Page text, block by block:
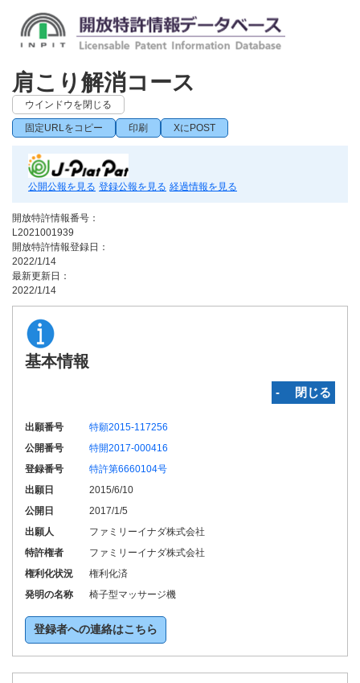
肩こり解消コース
ウインドウを閉じる
固定URLをコピー 印刷 XにPOST
公開公報を見る 登録公報を見る 経過情報を見る
開放特許情報番号：
L2021001939
開放特許情報登録日：
2022/1/14
最新更新日：
2022/1/14
基本情報
‐ 閉じる
出願番号
特願2015-117256
公開番号
特開2017-000416
登録番号
特許第6660104号
出願日
2015/6/10
公開日
2017/1/5
出願人
ファミリーイナダ株式会社
特許権者
ファミリーイナダ株式会社
権利化状況
権利化済
発明の名称
椅子型マッサージ機
登録者への連絡はこちら